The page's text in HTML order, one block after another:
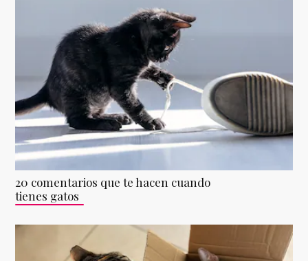
20 comentarios que te hacen cuando
tienes gatos